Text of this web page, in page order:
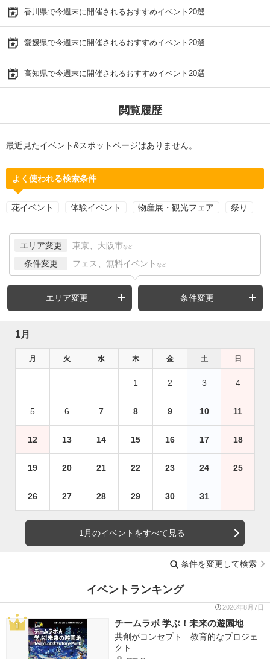
香川県で今週末に開催されるおすすめイベント20選
愛媛県で今週末に開催されるおすすめイベント20選
高知県で今週末に開催されるおすすめイベント20選
閲覧履歴
最近見たイベント&スポットページはありません。
よく使われる検索条件
花イベント 体験イベント 物産展・観光フェア 祭り
エリア変更 東京、大阪市 など
条件変更 フェス、無料イベント など
エリア変更 条件変更
1月
月 火 水 木 金 土 日
1 2 3 4
5 6 7 8 9 10 11
12 13 14 15 16 17 18
19 20 21 22 23 24 25
26 27 28 29 30 31
1月のイベントをすべて見る
条件を変更して検索
イベントランキング
2026年8月7日
チームラボ 学ぶ！未来の遊園地
共創がコンセプト 教育的なプロジェ
クト